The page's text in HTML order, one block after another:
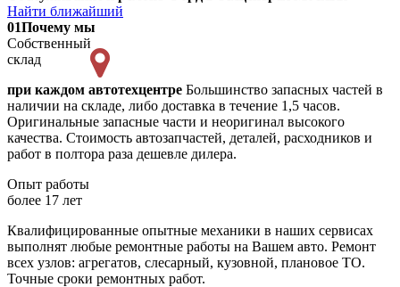
Найти ближайший
01Почему мы
Собственный
склад
при каждом автотехцентре Большинство запасных частей в
наличии на складе, либо доставка в течение 1,5 часов.
Оригинальные запасные части и неоригинал высокого
качества. Стоимость автозапчастей, деталей, расходников и
работ в полтора раза дешевле дилера.
Опыт работы
более 17 лет
Квалифицированные опытные механики в наших сервисах
выполнят любые ремонтные работы на Вашем авто. Ремонт
всех узлов: агрегатов, слесарный, кузовной, плановое ТО.
Точные сроки ремонтных работ.